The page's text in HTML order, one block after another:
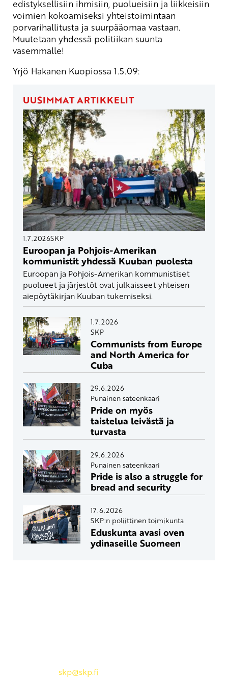
edistyksellisiin ihmisiin, puolueisiin ja liikkeisiin
voimien kokoamiseksi yhteistoimintaan
porvarihallitusta ja suurpääomaa vastaan.
Muutetaan yhdessä politiikan suunta
vasemmalle!
Yrjö Hakanen Kuopiossa 1.5.09:
UUSIMMAT ARTIKKELIT
1.7.2026SKP
Euroopan ja Pohjois-Amerikan
kommunistit yhdessä Kuuban puolesta
Euroopan ja Pohjois-Amerikan kommunistiset
puolueet ja järjestöt ovat julkaisseet yhteisen
aiepöytäkirjan Kuuban tukemiseksi.
1.7.2026
SKP
Communists from Europe
and North America for
Cuba
29.6.2026
Punainen sateenkaari
Pride on myös
taistelua leivästä ja
turvasta
29.6.2026
Punainen sateenkaari
Pride is also a struggle for
bread and security
17.6.2026
SKP:n poliittinen toimikunta
Eduskunta avasi oven
ydinaseille Suomeen
skp@skp.fi